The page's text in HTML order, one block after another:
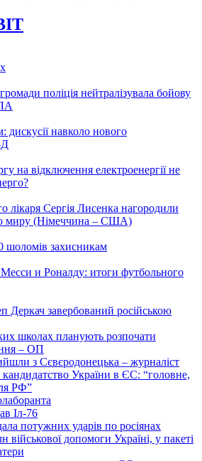
поліція нейтралізувала бойову
дискусії навколо нового
Д
на відключення електроенергії не
лікаря Сергія Лисенка нагородили
миру (Німеччина – США)
шоломів захисникам
и Роналду: итоги футбольного
Деркач завербований російською
школах планують розпочати
– ОП
з Сєвєродонецька – журналіст
кандидатство України в ЄС: “головне,
РФ”
Іл-76
потужних ударів по росіянах
допомоги Україні, у пакеті